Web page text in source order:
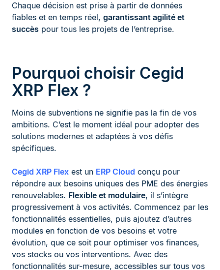
Chaque décision est prise à partir de données
fiables et en temps réel, garantissant agilité et
succès pour tous les projets de l’entreprise.
Pourquoi choisir Cegid
XRP Flex ?
Moins de subventions ne signifie pas la fin de vos
ambitions. C’est le moment idéal pour adopter des
solutions modernes et adaptées à vos défis
spécifiques.
Cegid XRP Flex est un ERP Cloud conçu pour
répondre aux besoins uniques des PME des énergies
renouvelables. Flexible et modulaire, il s’intègre
progressivement à vos activités. Commencez par les
fonctionnalités essentielles, puis ajoutez d’autres
modules en fonction de vos besoins et votre
évolution, que ce soit pour optimiser vos finances,
vos stocks ou vos interventions. Avec des
fonctionnalités sur-mesure, accessibles sur tous vos